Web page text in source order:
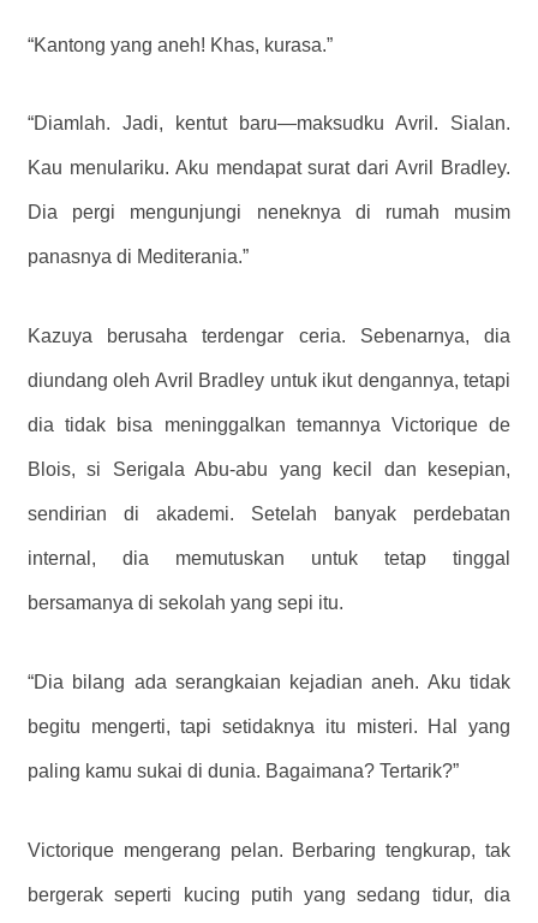
“Kantong yang aneh! Khas, kurasa.”
“Diamlah. Jadi, kentut baru—maksudku Avril. Sialan.
Kau menulariku. Aku mendapat surat dari Avril Bradley.
Dia pergi mengunjungi neneknya di rumah musim
panasnya di Mediterania.”
Kazuya berusaha terdengar ceria. Sebenarnya, dia
diundang oleh Avril Bradley untuk ikut dengannya, tetapi
dia tidak bisa meninggalkan temannya Victorique de
Blois, si Serigala Abu-abu yang kecil dan kesepian,
sendirian di akademi. Setelah banyak perdebatan
internal, dia memutuskan untuk tetap tinggal
bersamanya di sekolah yang sepi itu.
“Dia bilang ada serangkaian kejadian aneh. Aku tidak
begitu mengerti, tapi setidaknya itu misteri. Hal yang
paling kamu sukai di dunia. Bagaimana? Tertarik?”
Victorique mengerang pelan. Berbaring tengkurap, tak
bergerak seperti kucing putih yang sedang tidur, dia